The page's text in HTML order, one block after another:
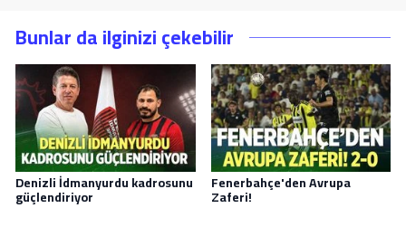
Bunlar da ilginizi çekebilir
Denizli İdmanyurdu kadrosunu
güçlendiriyor
Fenerbahçe'den Avrupa
Zaferi!